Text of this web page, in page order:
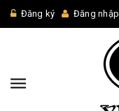
Đăng ký Đăng nhập